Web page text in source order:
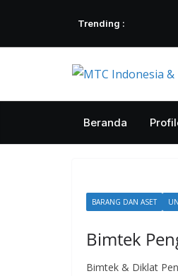
content
Trending :
Beranda
BARANG DAN ASET
Bimtek
Bimtek & Diklat